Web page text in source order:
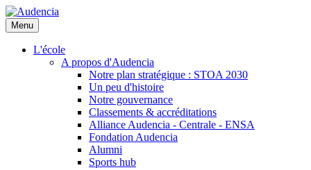
Aller
au
contenu
principal
Menu
L'école
A propos d'Audencia
Notre plan stratégique : STOA 2030
Un peu d'histoire
Notre gouvernance
Classements & accréditations
Alliance Audencia - Centrale - ENSA
Fondation Audencia
Alumni
Sports hub